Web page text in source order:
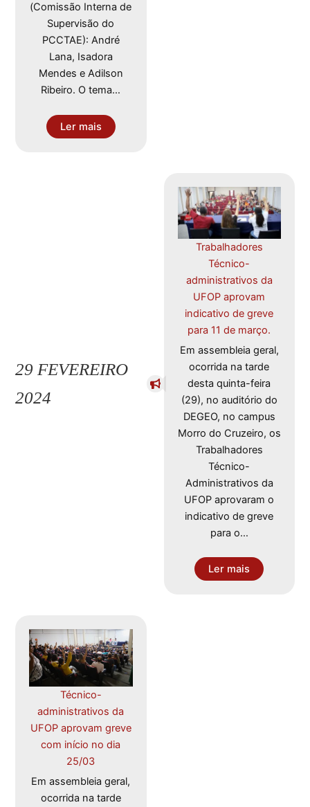
(Comissão Interna de
Supervisão do
PCCTAE): André
Lana, Isadora
Mendes e Adilson
Ribeiro. O tema…
Ler mais
Trabalhadores
Técnico-
administrativos da
UFOP aprovam
indicativo de greve
para 11 de março.
Em assembleia geral,
ocorrida na tarde
desta quinta-feira
(29), no auditório do
DEGEO, no campus
Morro do Cruzeiro, os
Trabalhadores
Técnico-
Administrativos da
UFOP aprovaram o
indicativo de greve
para o…
Ler mais
29 FEVEREIRO
2024
Técnico-
administrativos da
UFOP aprovam greve
com início no dia
25/03
Em assembleia geral,
ocorrida na tarde